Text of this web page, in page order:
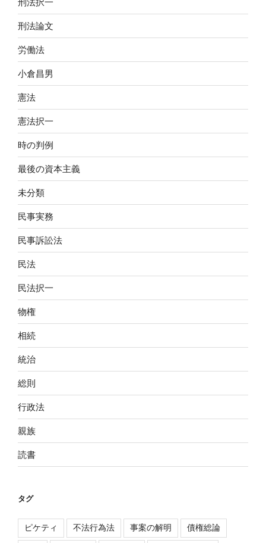
刑法論文
労働法
小倉昌男
憲法
憲法択一
時の判例
最後の資本主義
未分類
民事実務
民事訴訟法
民法
民法択一
物権
相続
統治
総則
行政法
親族
読書
タグ
ピケティ 不法行為法 事案の解明 債権総論